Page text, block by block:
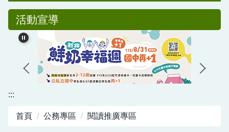
公務專區
校務行政
公告訊息
資訊中心
活動宣導
:::
首頁 公務專區 閱讀推廣專區